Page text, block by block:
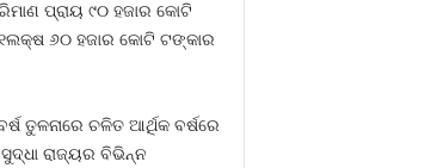
ପ୍ରାୟ ୯୦ ହଜାର କୋଟି
୬୦ ହଜାର କୋଟି ଟଙ୍କାର
ତୁଳନାରେ ଚଳିତ ଆର୍ଥିକ ବର୍ଷରେ
ରାଜ୍ୟର ବିଭିନ୍ନ